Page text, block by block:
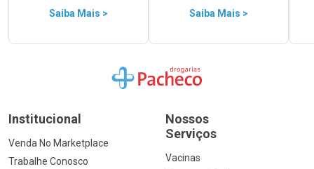
Saiba Mais > Saiba Mais >
Ir para a Home
Institucional
Venda No Marketplace
Trabalhe Conosco
Nossos
Serviços
Vacinas